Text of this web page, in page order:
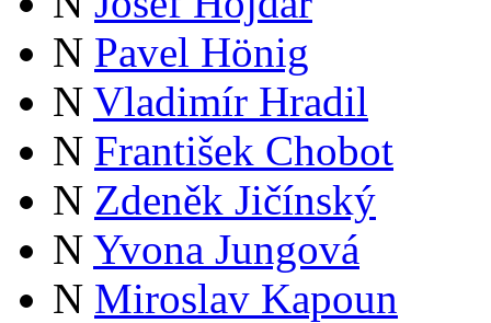
N Pavel Hönig
N Vladimír Hradil
N František Chobot
N Zdeněk Jičínský
N Yvona Jungová
N Miroslav Kapoun